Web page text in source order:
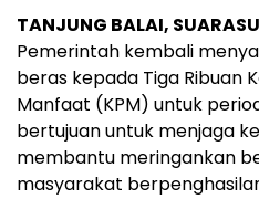
TANJUNG BALAI,
Pemerintah kembali
beras kepada Tiga Ribuan
Manfaat (KPM) untuk
bertujuan untuk menjaga
membantu meringankan
masyarakat